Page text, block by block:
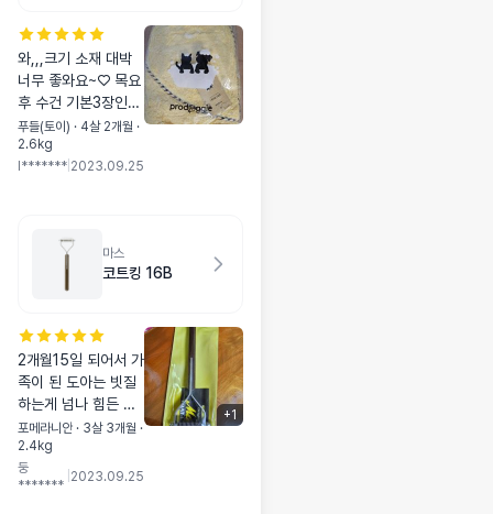
와,,,크기 소재 대박
너무 좋와요~♡ 목요
후 수건 기본3장인데
요아이 한장으로 끝
나욤!!!
푸들(토이) · 4살 2개월 ·
2.6kg
l******* 2023.09.25
마스
코트킹 16B
2개월15일 되어서 가
족이 된 도아는 빗질
하는게 넘나 힘든 아
이였어요~지금은 5
개월이 다되었는데
죽은털과 뭉친털이
포메라니안 · 3살 3개월 ·
2.4kg
둥
*******
2023.09.25
+1